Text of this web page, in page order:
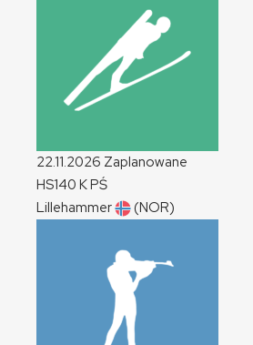
22.11.2026 Zaplanowane
HS140 KPŚ
Lillehammer
(NOR)